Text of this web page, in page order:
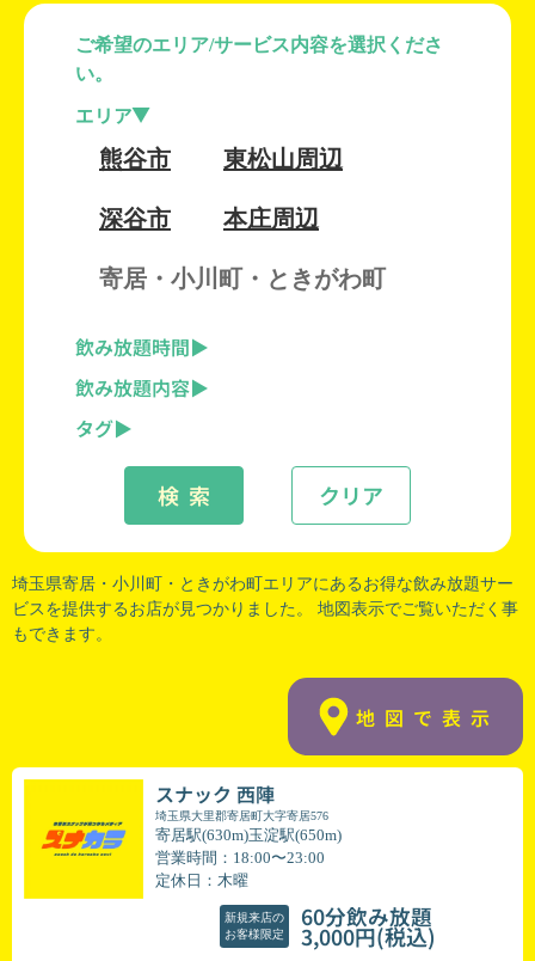
ご希望のエリア/サービス内容を選択くださ
い。
エリア
熊谷市 東松山周辺
深谷市 本庄周辺
寄居・小川町・ときがわ町
飲み放題時間
飲み放題内容
タグ
クリア
検 索
埼玉県寄居 ・ 小川町 ・ ときがわ町 エリアにあるお得な飲み放題サー
ビスを提供するお店が見つかりました。 地図表示でご覧いただく事
もできます。
地図で表示
スナック 西陣
埼玉県大里郡寄居町大字寄居576
寄居駅(630m)玉淀駅(650m)
営業時間：18:00〜23:00
定休日：木曜
新規来店の
お客様限定
60分飲み放題
3,000円(税込)